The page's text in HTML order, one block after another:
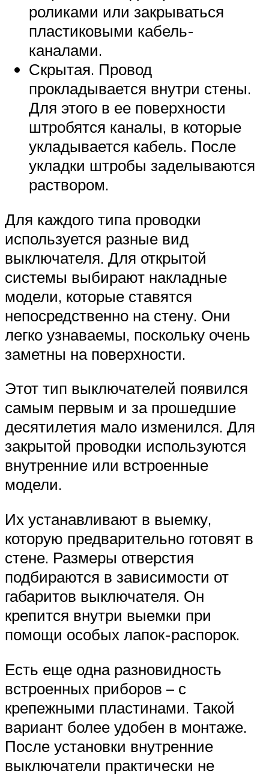
роликами или закрываться
пластиковыми кабель-
каналами.
Скрытая. Провод
прокладывается внутри стены.
Для этого в ее поверхности
штробятся каналы, в которые
укладывается кабель. После
укладки штробы заделываются
раствором.
Для каждого типа проводки
используется разные вид
выключателя. Для открытой
системы выбирают накладные
модели, которые ставятся
непосредственно на стену. Они
легко узнаваемы, поскольку очень
заметны на поверхности.
Этот тип выключателей появился
самым первым и за прошедшие
десятилетия мало изменился. Для
закрытой проводки используются
внутренние или встроенные
модели.
Их устанавливают в выемку,
которую предварительно готовят в
стене. Размеры отверстия
подбираются в зависимости от
габаритов выключателя. Он
крепится внутри выемки при
помощи особых лапок-распорок.
Есть еще одна разновидность
встроенных приборов – с
крепежными пластинами. Такой
вариант более удобен в монтаже.
После установки внутренние
выключатели практически не